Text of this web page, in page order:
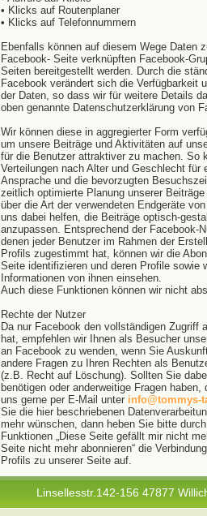
• Klicks auf Routenplaner
• Klicks auf Telefonnummern
Ebenfalls können auf diesem Wege Daten
Facebook- Seite verknüpften Facebook-
Seiten bereitgestellt werden. Durch die
Facebook verändert sich die Verfügbarkeit
der Daten, so dass wir für weitere Details
oben genannte Datenschutzerklärung von
Wir können diese in aggregierter Form
um unsere Beiträge und Aktivitäten auf
für die Benutzer attraktiver zu machen. So
Verteilungen nach Alter und Geschlecht für
Ansprache und die bevorzugten
zeitlich optimierte Planung unserer
über die Art der verwendeten Endgeräte
uns dabei helfen, die Beiträge optisch-
anzupassen. Entsprechend der Facebook-
denen jeder Benutzer im Rahmen der
Profils zugestimmt hat, können wir die
Seite identifizieren und deren Profile sowie
Informationen von ihnen einsehen.
Auch diese Funktionen können wir nicht
Rechte der Nutzer
Da nur Facebook den vollständigen Zugriff
hat, empfehlen wir Ihnen als Besucher
an Facebook zu wenden, wenn Sie
andere Fragen zu Ihren Rechten als
(z.B. Recht auf Löschung). Sollten Sie
benötigen oder anderweitige Fragen
uns gerne per E-Mail unter info@tommys-
Sie die hier beschriebenen
mehr wünschen, dann heben Sie bitte
Funktionen „Diese Seite gefällt mir nicht
Seite nicht mehr abonnieren“ die
Profils zu unserer Seite auf.
Linsellesstr.142-156 47877